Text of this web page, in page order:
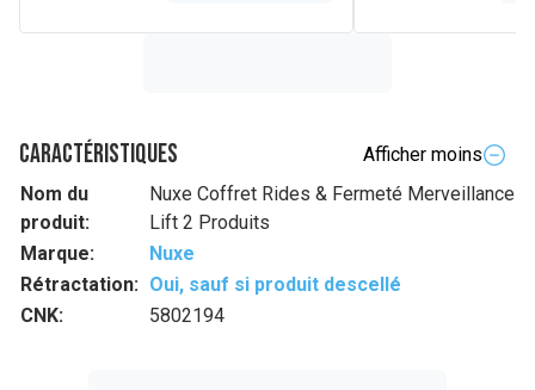
Caractéristiques
Afficher moins
Nom du
produit:
Nuxe Coffret Rides & Fermeté Merveillance
Lift 2 Produits
Marque:
Nuxe
Rétractation: Oui, sauf si produit descellé
CNK:
5802194